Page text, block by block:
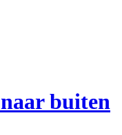
buiten